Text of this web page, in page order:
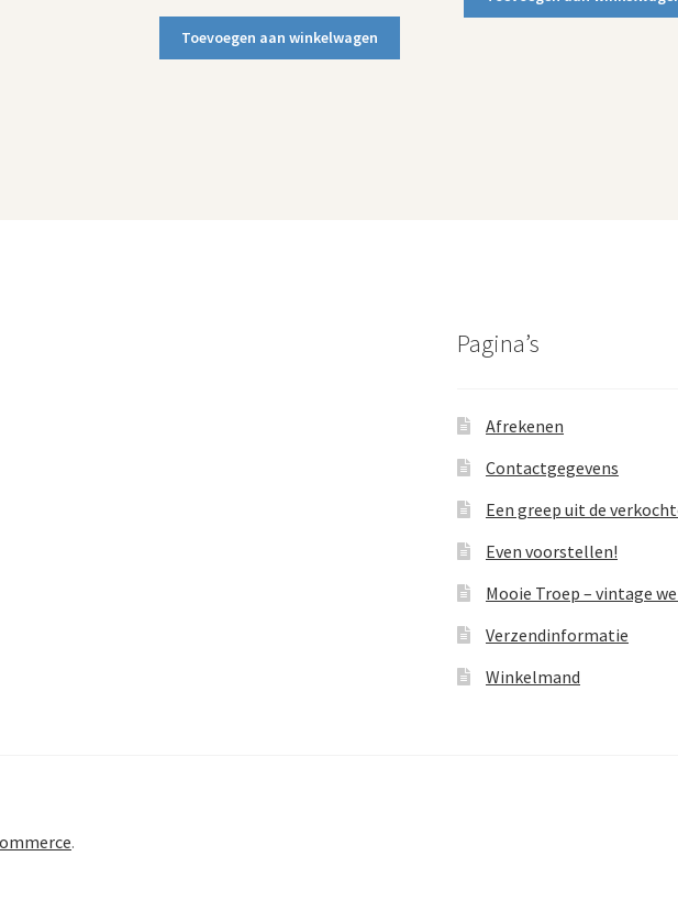
was:
€10,00.
is:
€5,00.
Toevoegen aan winkelwagen
Pagina’s
Afrekenen
Contactgegevens
Een greep uit de
Even voorstellen!
Mooie Troep – vintage
Verzendinformatie
Winkelmand
.